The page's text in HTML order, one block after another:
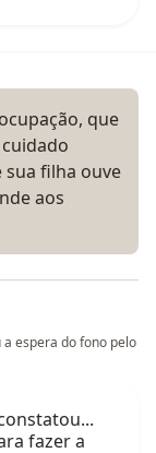
que
sua filha ouve
aos
a espera do fono pelo
fazer a